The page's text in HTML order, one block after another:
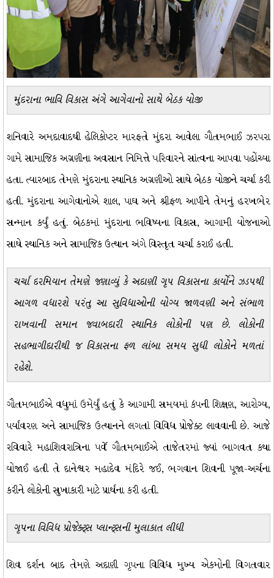
મુંદરાના ભાવિ વિકાસ અંગે આગેવાનો સાથે બેઠક યોજી
શનિવારે અમદાવાદથી હેલિકોપ્ટર મારફતે મુંદરા આવેલા ગૌતમભાઈ ઝરપરા
ગામે સામાજિક અગ્રણીના અવસાન નિમિત્તે પરિવારને સાંત્વના આપવા પહોંચ્યા
હતા. ત્યારબાદ તેમણે મુંદરાના સ્થાનિક અગ્રણીઓ સાથે બેઠક યોજીને ચર્ચા કરી
હતી. મુંદરાના આગેવાનોએ શાલ, પાઘ અને શ્રીફળ આપીને તેમનું હરખભેર
સન્માન કર્યું હતું. બેઠકમાં મુંદરાના ભવિષ્યના વિકાસ, આગામી યોજનાઓ
સાથે સ્થાનિક અને સામાજિક ઉત્થાન અંગે વિસ્તૃત ચર્ચા કરાઈ હતી.
ચર્ચા દરમિયાન તેમણે જણાવ્યું કે અદાણી ગૃપ વિકાસના કાર્યોને ઝડપથી
આગળ વધારશે પરંતુ આ સુવિધાઓની યોગ્ય જાળવણી અને સંભાળ
રાખવાની સમાન જવાબદારી સ્થાનિક લોકોની પણ છે. લોકોની
સહભાગીદારીથી જ વિકાસના ફળ લાંબા સમય સુધી લોકોને મળતાં
રહેશે.
ગૌતમભાઈએ વધુમાં ઉમેર્યું હતું કે આગામી સમયમાં કંપની શિક્ષણ, આરોગ્ય,
પર્યાવરણ અને સામાજિક ઉત્થાનને લગતાં વિવિધ પ્રોજેક્ટ લાવવાની છે. આજે
રવિવારે મહાશિવરાત્રિના પર્વે ગૌતમભાઈએ તાજેતરમાં જ્યાં ભાગવત કથા
યોજાઈ હતી તે દાનેશ્વર મહાદેવ મંદિરે જઈ, ભગવાન શિવની પૂજા-અર્ચના
કરીને લોકોની સુખાકારી માટે પ્રાર્થના કરી હતી.
ગૃપના વિવિધ પ્રોજેક્ટ્સ પ્લાન્ટ્સની મુલાકાત લીધી
શિવ દર્શન બાદ તેમણે અદાણી ગૃપના વિવિધ મુખ્ય એકમોની વિગતવાર